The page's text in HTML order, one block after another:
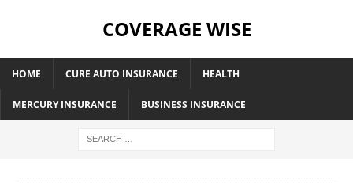
COVERAGE WISE
HOME CURE AUTO INSURANCE HEALTH
MERCURY INSURANCE BUSINESS INSURANCE